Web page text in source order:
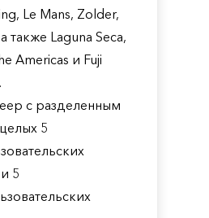
Le Mans, Zolder,
также Laguna Seca,
Americas и Fuji
с разделенным
5
5